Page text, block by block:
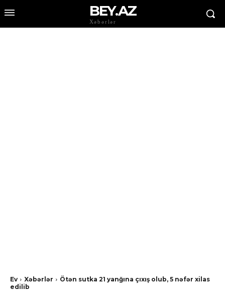
BEY.AZ
Xəbərlər
Ev Xəbərlər
Ötən sutka 21 yanğına çıxış olub, 5 nəfər xilas
edilib